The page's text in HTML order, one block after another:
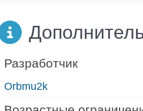
Разработчик
Orbmu2k